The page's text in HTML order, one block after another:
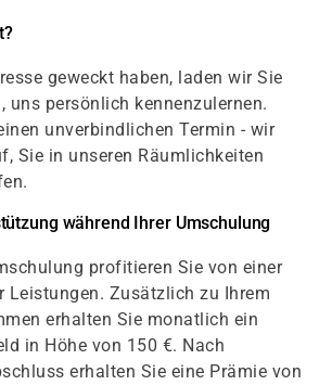
geweckt haben, laden wir Sie
uns persönlich kennenzulernen.
unverbindlichen Termin - wir
Sie in unseren Räumlichkeiten
während Ihrer Umschulung
profitieren Sie von einer
Leistungen. Zusätzlich zu Ihrem
erhalten Sie monatlich ein
in Höhe von 150 €. Nach
erhalten Sie eine Prämie von